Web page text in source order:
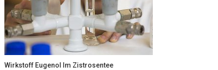
Wirkstoff Eugenol Im Zistrosentee